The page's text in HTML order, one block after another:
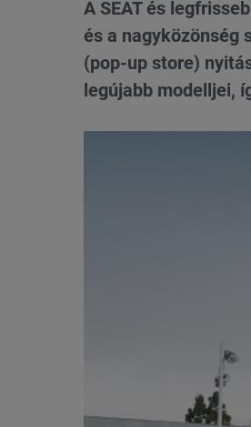
A SEAT és
és a nagyközönség
(pop-up store)
legújabb modelljei,